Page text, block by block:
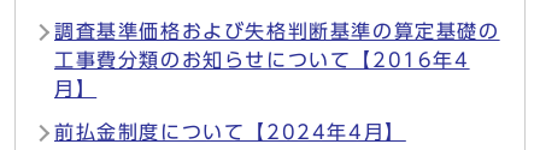
調査基準価格および失格判断基準の算定基礎の
工事費分類のお知らせについて【2016年4
月】
前払金制度について【2024年4月】